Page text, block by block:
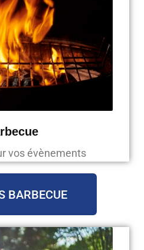
vos évènements
BARBECUE